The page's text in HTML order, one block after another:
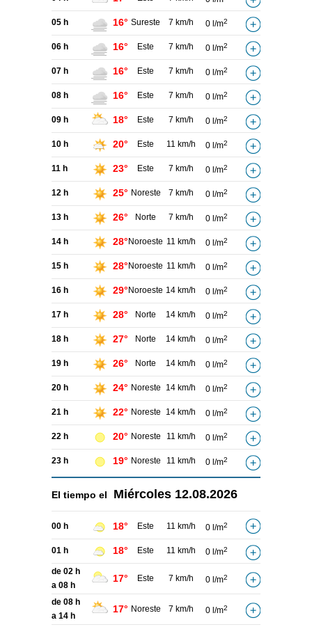
05 h 16° Sureste 7 km/h 0 l/m2
06 h 16° Este 7 km/h 0 l/m2
07 h 16° Este 7 km/h 0 l/m2
08 h 16° Este 7 km/h 0 l/m2
09 h 18° Este 7 km/h 0 l/m2
10 h 20° Este 11 km/h 0 l/m2
11 h 23° Este 7 km/h 0 l/m2
12 h 25° Noreste 7 km/h 0 l/m2
13 h 26° Norte 7 km/h 0 l/m2
14 h 28° Noroeste 11 km/h 0 l/m2
15 h 28° Noroeste 11 km/h 0 l/m2
16 h 29° Noroeste 14 km/h 0 l/m2
17 h 28° Norte 14 km/h 0 l/m2
18 h 27° Norte 14 km/h 0 l/m2
19 h 26° Norte 14 km/h 0 l/m2
20 h 24° Noreste 14 km/h 0 l/m2
21 h 22° Noreste 14 km/h 0 l/m2
22 h 20° Noreste 11 km/h 0 l/m2
23 h 19° Noreste 11 km/h 0 l/m2
El tiempo el Miércoles 12.08.2026
00 h 18° Este 11 km/h 0 l/m2
01 h 18° Este 11 km/h 0 l/m2
de 02 h
a 08 h
17° Este 7 km/h 0 l/m2
de 08 h
a 14 h
17° Noreste 7 km/h 0 l/m2